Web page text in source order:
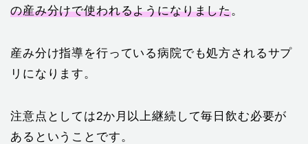
の産み分けで使われるようになりました。
産み分け指導を行っている病院でも処方されるサプ
リになります。
注意点としては2か月以上継続して毎日飲む必要が
あるということです。